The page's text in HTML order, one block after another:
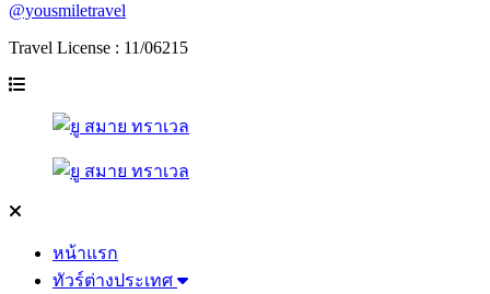
@yousmiletravel
Travel License : 11/06215
หน้าแรก
ทัวร์ต่างประเทศ